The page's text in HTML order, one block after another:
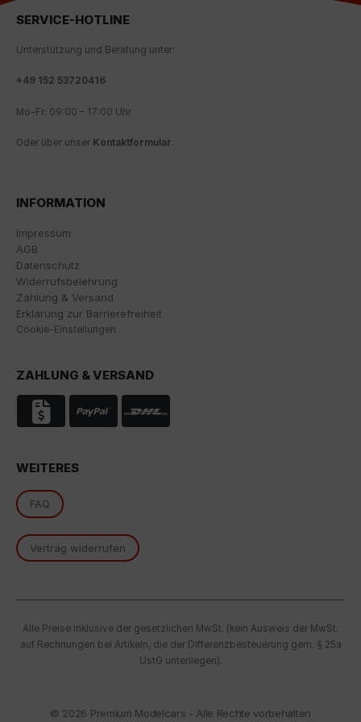
SERVICE-HOTLINE
Unterstützung und Beratung unter:
+49 152 53720416
Mo-Fr: 09:00 – 17:00 Uhr
Oder über unser Kontaktformular.
INFORMATION
Impressum
AGB
Datenschutz
Widerrufsbelehrung
Zahlung & Versand
Erklärung zur Barrierefreiheit
Cookie-Einstellungen
ZAHLUNG & VERSAND
WEITERES
FAQ
Vertrag widerrufen
Alle Preise inklusive der gesetzlichen MwSt. (kein Ausweis der MwSt.
auf Rechnungen bei Artikeln, die der Differenzbesteuerung gem. § 25a
UstG unterliegen).
© 2026 Premium Modelcars - Alle Rechte vorbehalten
Wir nutzen Google Analytics, um eine kontinuierliche
erhalten, um die Website und das Nutzererlebnis zu
Google LLC übermittelt und die besuchten Seiten, die
verarbeitet, die von Google zu eigenen Zwecken, zur
Cookie akzeptieren, stimmen Sie gemäß Art. 49 Abs. 1
Google verarbeitet werden. Die USA werden vom
nach EU-Standards unzureichenden
Datenschutzniveau eingestuft.
Es besteht insbesondere das Risiko, dass Ihre Daten
von US-Behörden zu Kontroll- und
essenzielle Cookies akzeptieren" klicken, findet die